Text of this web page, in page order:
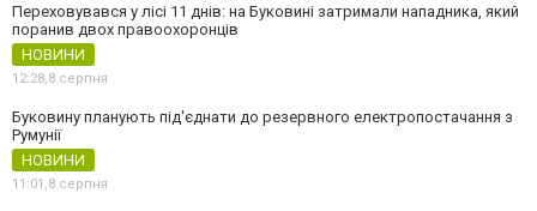
Переховувався у лісі 11 днів: на Буковині затримали нападника, який
поранив двох правоохоронців
НОВИНИ
12:28, 8 серпня
Буковину планують під'єднати до резервного електропостачання з
Румунії
НОВИНИ
11:01, 8 серпня